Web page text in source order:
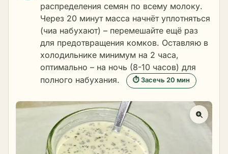
распределения семян по всему молоку.
Через 20 минут масса начнёт уплотняться
(чиа набухают) – перемешайте ещё раз
для предотвращения комков. Оставляю в
холодильнике минимум на 2 часа,
оптимально – на ночь (8-10 часов) для
полного набухания.
⏱ Засечь 20 мин